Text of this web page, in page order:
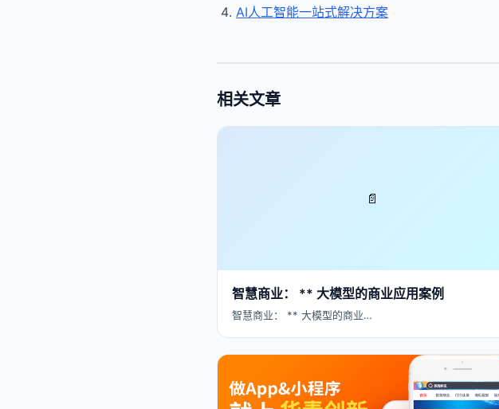
AI人工智能一站式解决方案
相关文章
📄
智慧商业： ** 大模型的商业应用案例
智慧商业： ** 大模型的商业…